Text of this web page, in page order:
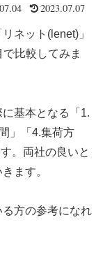
2023.07.07
ネット(lenet)」
比較してみま
基本となる「1.
」「4.集荷方
。両社の良いと
ます。
方の参考になれ